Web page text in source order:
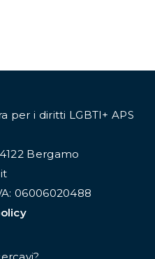
per i diritti LGBTI+ APS
Bergamo
06006020488